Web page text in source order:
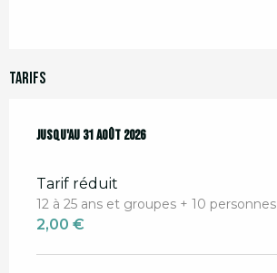
Tarifs
Du1 juillet 2026 au31 août 2026
Jusqu'au 31 août 2026
Tarif réduit
12 à 25 ans et groupes + 10 personnes
2,00 €